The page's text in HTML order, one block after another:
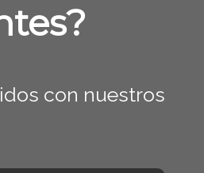
con nuestros